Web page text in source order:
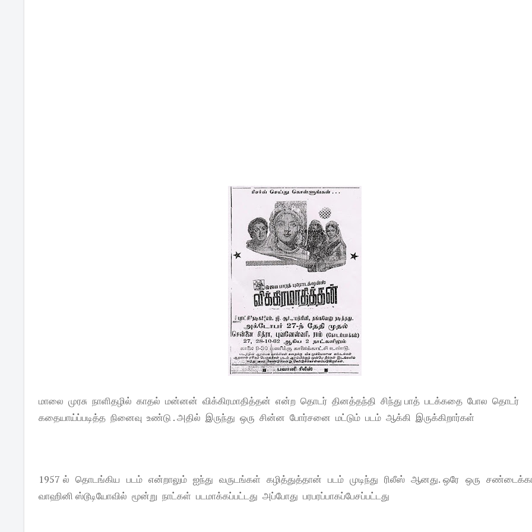
மாலை முரசு நாளிதழில் காதல் மன்னன் விக்கிரமாதித்தன் என்ற தொடர் தினத்தந்தி சிந்து பாத் படக்கதை போல தொடர்
கதையாய்ப்படித்த நினைவு உண்டு . அதில் இருந்து ஒரு சின்ன போர்சனை மட்டும் படம் ஆக்கி இருக்கிறார்கள்
1957 ல் தொடங்கிய படம் என்றாலும் ஐந்து வருடங்கள் கழித்துத்தான் படம் முடிந்து ரிலீஸ் ஆனது. ஒரே ஒரு
வாஹினி ஸ்டூடியோவில் மூன்று நாட்கள் படமாக்கப்பட்டது அப்போது பரபரப்பாகப்பேசப்பட்டது